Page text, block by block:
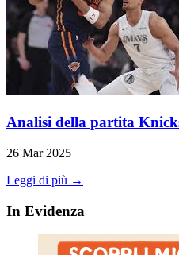
Analisi della partita
26 Mar 2025
Leggi di più →
In Evidenza